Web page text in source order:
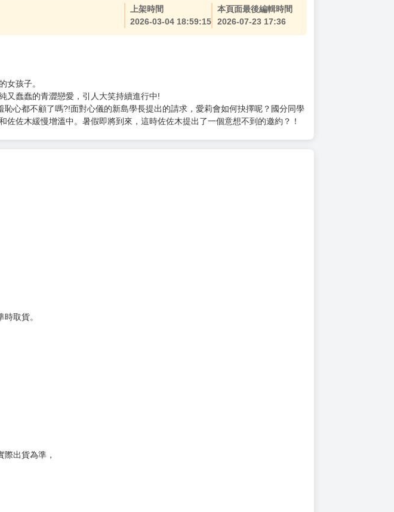
上架時間
2026-03-04 18:59:15
本頁面最後編輯時間
2026-07-23 17:36
女孩子。
蠢蠢的青澀戀愛，引人大笑持續進行中!
心都不顧了嗎?!面對心儀的新島學長提出的請求，愛莉會如何抉擇呢？國分同學
佐木緩慢增溫中。暑假即將到來，這時佐佐木提出了一個意想不到的邀約？！
取貨。
出貨為準，